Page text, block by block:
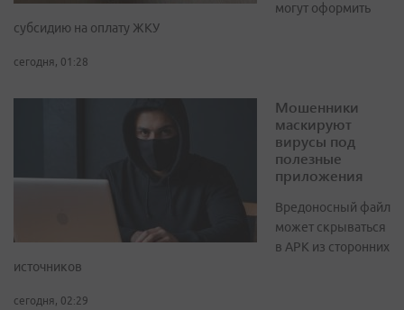
могут оформить
субсидию на оплату ЖКУ
сегодня, 01:28
Мошенники
маскируют
вирусы под
полезные
приложения
Вредоносный файл
может скрываться
в APK из сторонних
источников
сегодня, 02:29